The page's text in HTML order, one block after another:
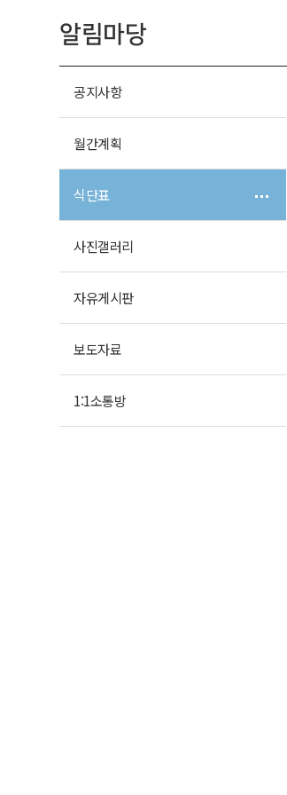
알림마당
공지사항
월간계획
식단표
사진갤러리
자유게시판
보도자료
1:1소통방